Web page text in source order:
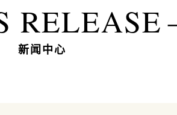
RELEASE
新闻中心